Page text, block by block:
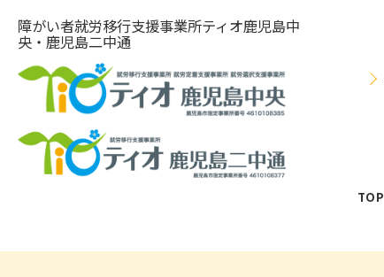
障がい者就労移⾏⽀援事業所ティオ⿅児島中
央・鹿児島二中通
TOP